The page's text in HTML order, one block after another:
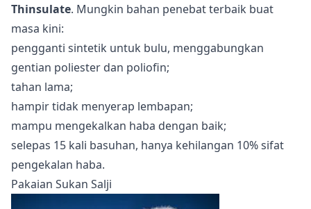
Thinsulate. Mungkin bahan penebat terbaik buat
masa kini:
pengganti sintetik untuk bulu, menggabungkan
gentian poliester dan poliofin;
tahan lama;
hampir tidak menyerap lembapan;
mampu mengekalkan haba dengan baik;
selepas 15 kali basuhan, hanya kehilangan 10% sifat
pengekalan haba.
Pakaian Sukan Salji